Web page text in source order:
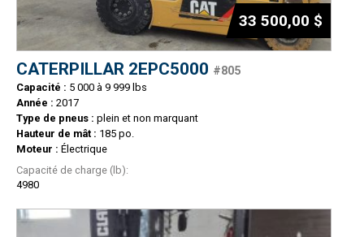
33 500,00 $
CATERPILLAR 2EPC5000 #805
Capacité : 5 000 à 9 999 lbs
Année : 2017
Type de pneus : plein et non marquant
Hauteur de mât : 185 po.
Moteur : Électrique
Capacité de charge (lb):
4980